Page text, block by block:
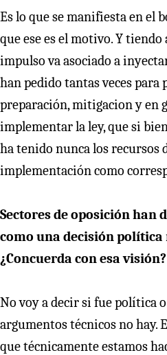
Es lo que se manifiesta en el
que ese es el motivo. Y tiendo
impulso va asociado a
han pedido tantas veces para
preparación, mitigacion y en
implementar la ley, que si
ha tenido nunca los recursos
implementación como
Sectores de oposición han
como una decisión política
¿Concuerda con esa visión?
No voy a decir si fue política
argumentos técnicos no hay.
que técnicamente estamos